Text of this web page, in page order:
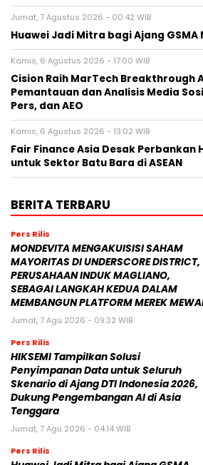
Jumat, 7 Agustus 2026 - 00:42 WIB
Huawei Jadi Mitra bagi Ajang GSMA
Kamis, 6 Agustus 2026 - 17:00 WIB
Cision Raih MarTech Breakthrough
Pemantauan dan Analisis Media
Pers, dan AEO
Kamis, 6 Agustus 2026 - 13:02 WIB
Fair Finance Asia Desak Perbankan
untuk Sektor Batu Bara di ASEAN
BERITA TERBARU
Pers Rilis
MONDEVITA MENGAKUISISI SAHAM
MAYORITAS DI UNDERSCORE DISTRICT,
PERUSAHAAN INDUK MAGLIANO,
SEBAGAI LANGKAH KEDUA DALAM
MEMBANGUN PLATFORM MEREK
Jumat, 7 Agu 2026 - 09:32 WIB
Pers Rilis
HIKSEMI Tampilkan Solusi
Penyimpanan Data untuk Seluruh
Skenario di Ajang DTI Indonesia 2026,
Dukung Pengembangan AI di Asia
Tenggara
Jumat, 7 Agu 2026 - 04:14 WIB
Pers Rilis